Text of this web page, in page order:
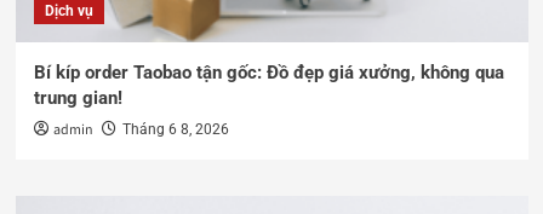
Dịch vụ
Bí kíp order Taobao tận gốc: Đồ đẹp giá xưởng, không qua
trung gian!
admin Tháng 6 8, 2026